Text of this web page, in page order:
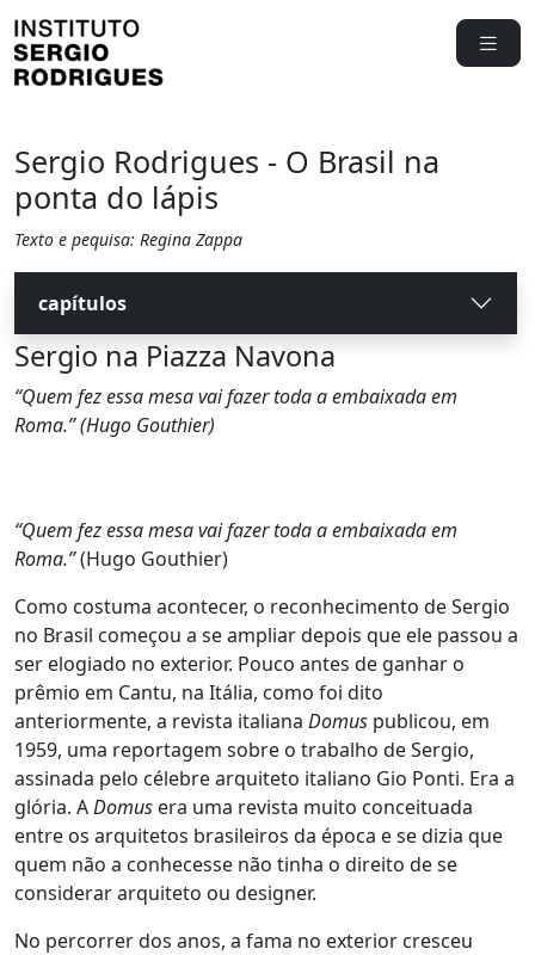
Sergio Rodrigues - O Brasil na
ponta do lápis
Texto e pequisa: Regina Zappa
capítulos
Sergio na Piazza Navona
“Quem fez essa mesa vai fazer toda a embaixada em
Roma.” (Hugo Gouthier)
“Quem fez essa mesa vai fazer toda a embaixada em
Roma.”(Hugo Gouthier)
Como costuma acontecer, o reconhecimento de Sergio
no Brasil começou a se ampliar depois que ele passou a
ser elogiado no exterior. Pouco antes de ganhar o
prêmio em Cantu, na Itália, como foi dito
anteriormente, a revista italiana Domus publicou, em
1959, uma reportagem sobre o trabalho de Sergio,
assinada pelo célebre arquiteto italiano Gio Ponti. Era a
glória. ADomus era uma revista muito conceituada
entre os arquitetos brasileiros da época e se dizia que
quem não a conhecesse não tinha o direito de se
considerar arquiteto ou designer.
No percorrer dos anos, a fama no exterior cresceu